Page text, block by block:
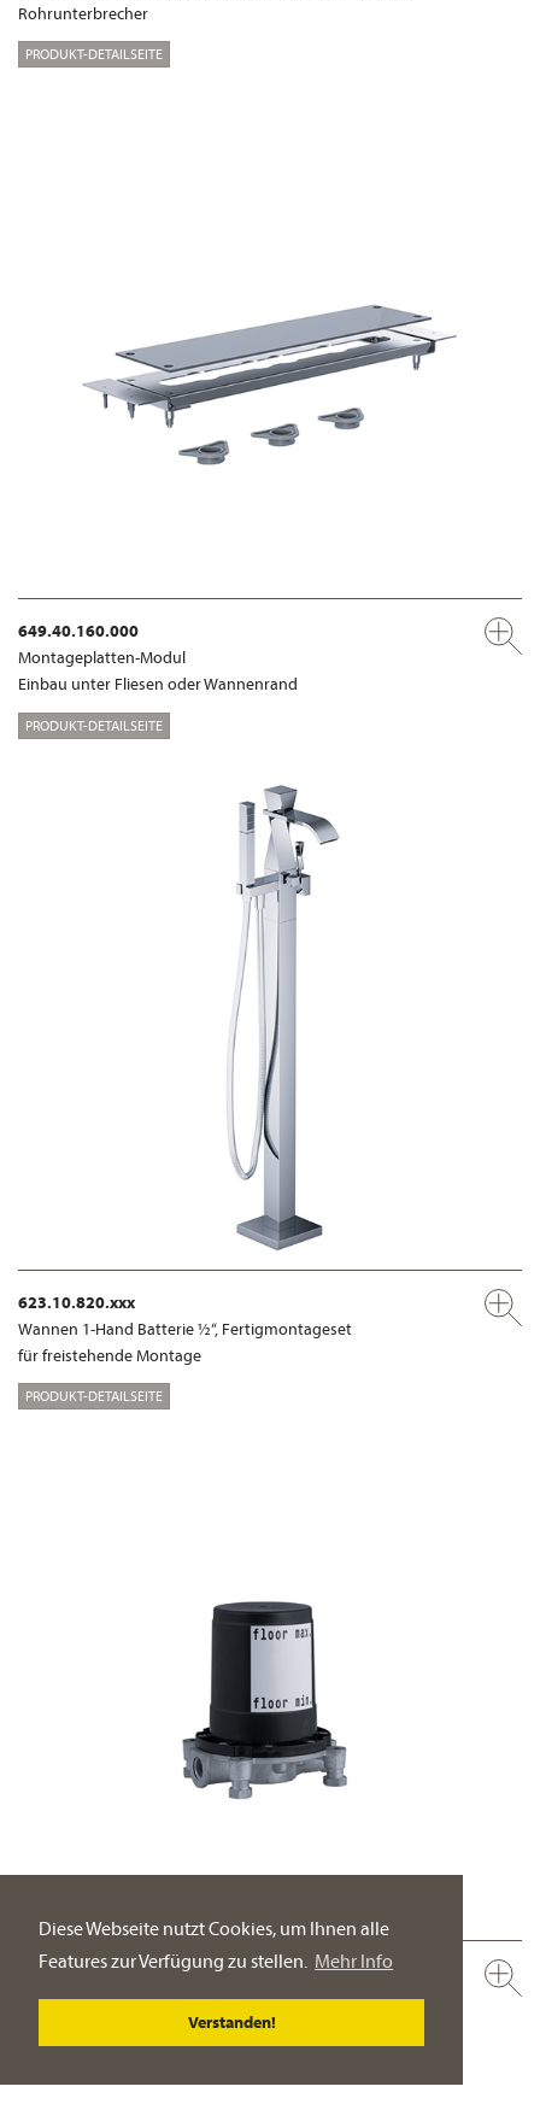
Diese Webseite nutzt Cookies, um Ihnen alle
Features zur Verfügung zu stellen. Mehr Info
Verstanden!
Rohrunterbrecher
PRODUKT-DETAILSEITE
649.40.160.000
Montageplatten-Modul
Einbau unter Fliesen oder Wannenrand
PRODUKT-DETAILSEITE
623.10.820.xxx
Wannen 1-Hand Batterie ½“, Fertigmontageset
für freistehende Montage
PRODUKT-DETAILSEITE
649.10.970.000
Bausatz-Vormontage für bodenstehende Montage
verstellbar zum Ausgleich von Bodenunebenheiten